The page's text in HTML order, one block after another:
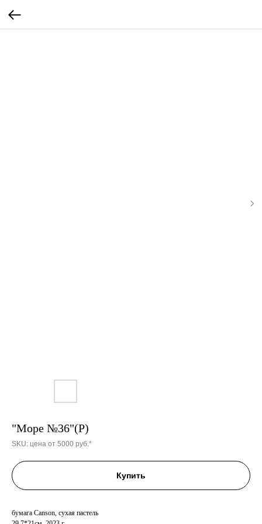
"Море №36"(Р)
SKU: цена от 5000 руб.*
Купить
бумага Canson, сухая пастель